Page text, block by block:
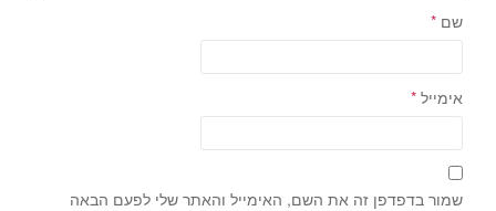
שם *
אימייל *
שמור בדפדפן זה את השם, האימייל והאתר שלי לפעם הבאה